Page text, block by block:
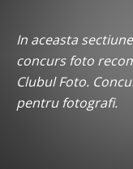
In aceasta
concurs foto
Clubul Foto.
pentru fotografi.